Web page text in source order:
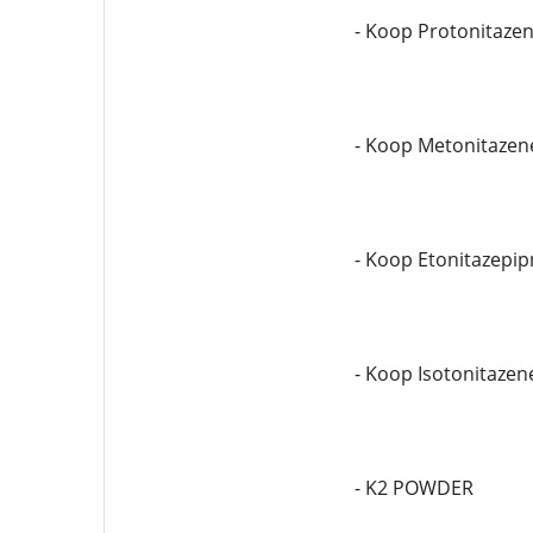
- Koop
- Koop
- Koop
- Koop
- K2 POWDER